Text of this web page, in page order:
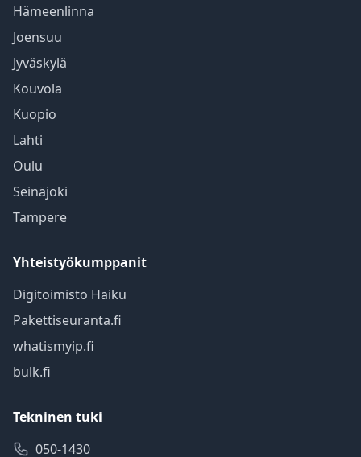
Hämeenlinna
Joensuu
Jyväskylä
Kouvola
Kuopio
Lahti
Oulu
Seinäjoki
Tampere
Yhteistyökumppanit
Digitoimisto Haiku
Pakettiseuranta.fi
whatismyip.fi
bulk.fi
Tekninen tuki
050-1430